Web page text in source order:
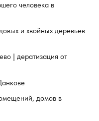
человека в
и хвойных деревьев
| дератизация от
домов в